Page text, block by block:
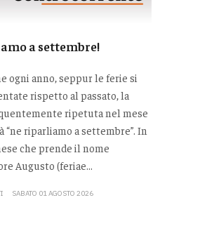
a settembre!
ogni anno, seppur le ferie si
rispetto al passato, la
ripetuta nel mese
“ne riparliamo a settembre”. In
che prende il nome
Augusto (feriae...
SABATO 01 AGOSTO 2026